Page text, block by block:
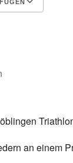
an einem